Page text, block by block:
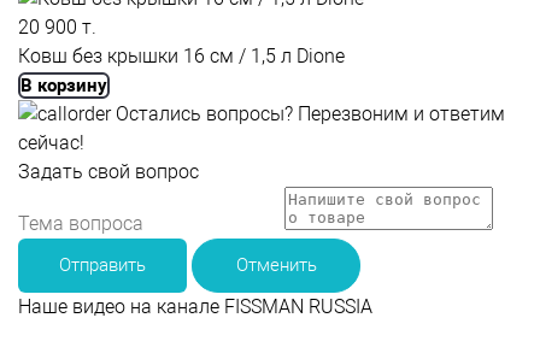
20 900 т.
Ковш без крышки 16 см / 1,5 л Dione
В корзину
Остались вопросы? Перезвоним и ответим
сейчас!
Задать свой вопрос
Отправить Отменить
Наше видео на канале FISSMAN RUSSIA